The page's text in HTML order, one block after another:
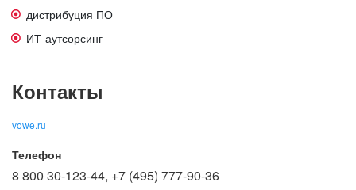
дистрибуция ПО
ИТ-аутсорсинг
Контакты
vowe.ru
Телефон
8 800 30-123-44, +7 (495) 777-90-36